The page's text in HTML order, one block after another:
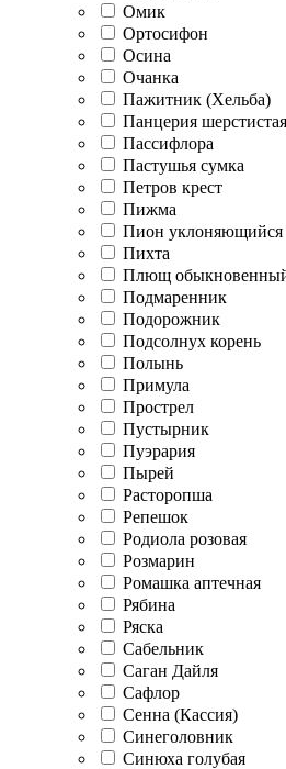
Омик
Ортосифон
Осина
Очанка
Пажитник (Хельба)
Панцерия шерстистая
Пассифлора
Пастушья сумка
Петров крест
Пижма
Пион уклоняющийся
Пихта
Плющ
Подмаренник
Подорожник
Подсолнух корень
Полынь
Примула
Прострел
Пустырник
Пуэрария
Пырей
Расторопша
Репешок
Родиола розовая
Розмарин
Ромашка аптечная
Рябина
Ряска
Сабельник
Саган Дайля
Сафлор
Сенна (Кассия)
Синеголовник
Синюха голубая